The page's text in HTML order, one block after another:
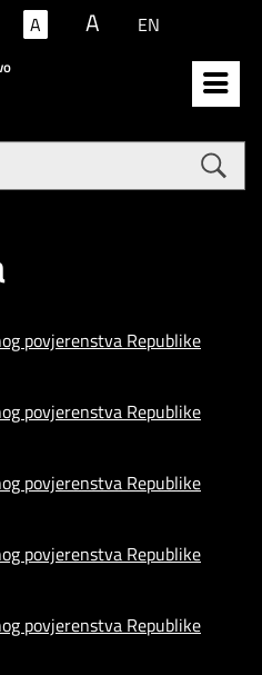
A A EN
povjerenstva Republike
povjerenstva Republike
povjerenstva Republike
povjerenstva Republike
povjerenstva Republike